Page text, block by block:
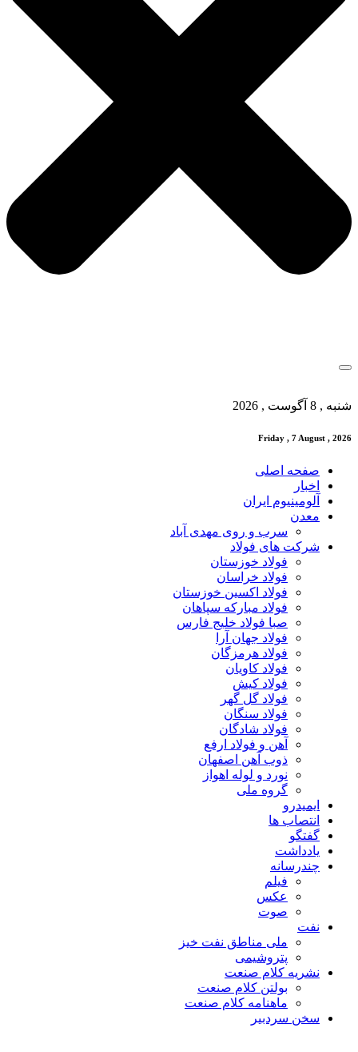
شنبه , 8 آگوست , 2026
Friday , 7 August , 2026
صفحه اصلی
اخبار
آلومینیوم ایران
معدن
سرب و روی مهدی آباد
شرکت های فولاد
فولاد خوزستان
فولاد خراسان
فولاد اکسین خوزستان
فولاد مبارکه سپاهان
صبا فولاد خلیج فارس
فولاد جهان آرا
فولاد هرمزگان
فولاد کاویان
فولاد کیش
فولاد گل گهر
فولاد سنگان
فولاد شادگان
آهن و فولاد ارفع
ذوب آهن اصفهان
نورد و لوله اهواز
گروه ملی
ایمیدرو
انتصاب ها
گفتگو
یادداشت
چندرسانه
فیلم
عکس
صوت
نفت
ملی مناطق نفت خیز
پتروشیمی
نشریه کلام صنعت
بولتن کلام صنعت
ماهنامه کلام صنعت
سخن سردبیر